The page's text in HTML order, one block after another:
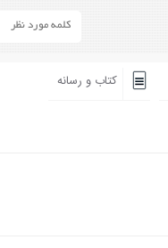
کتاب و رسانه